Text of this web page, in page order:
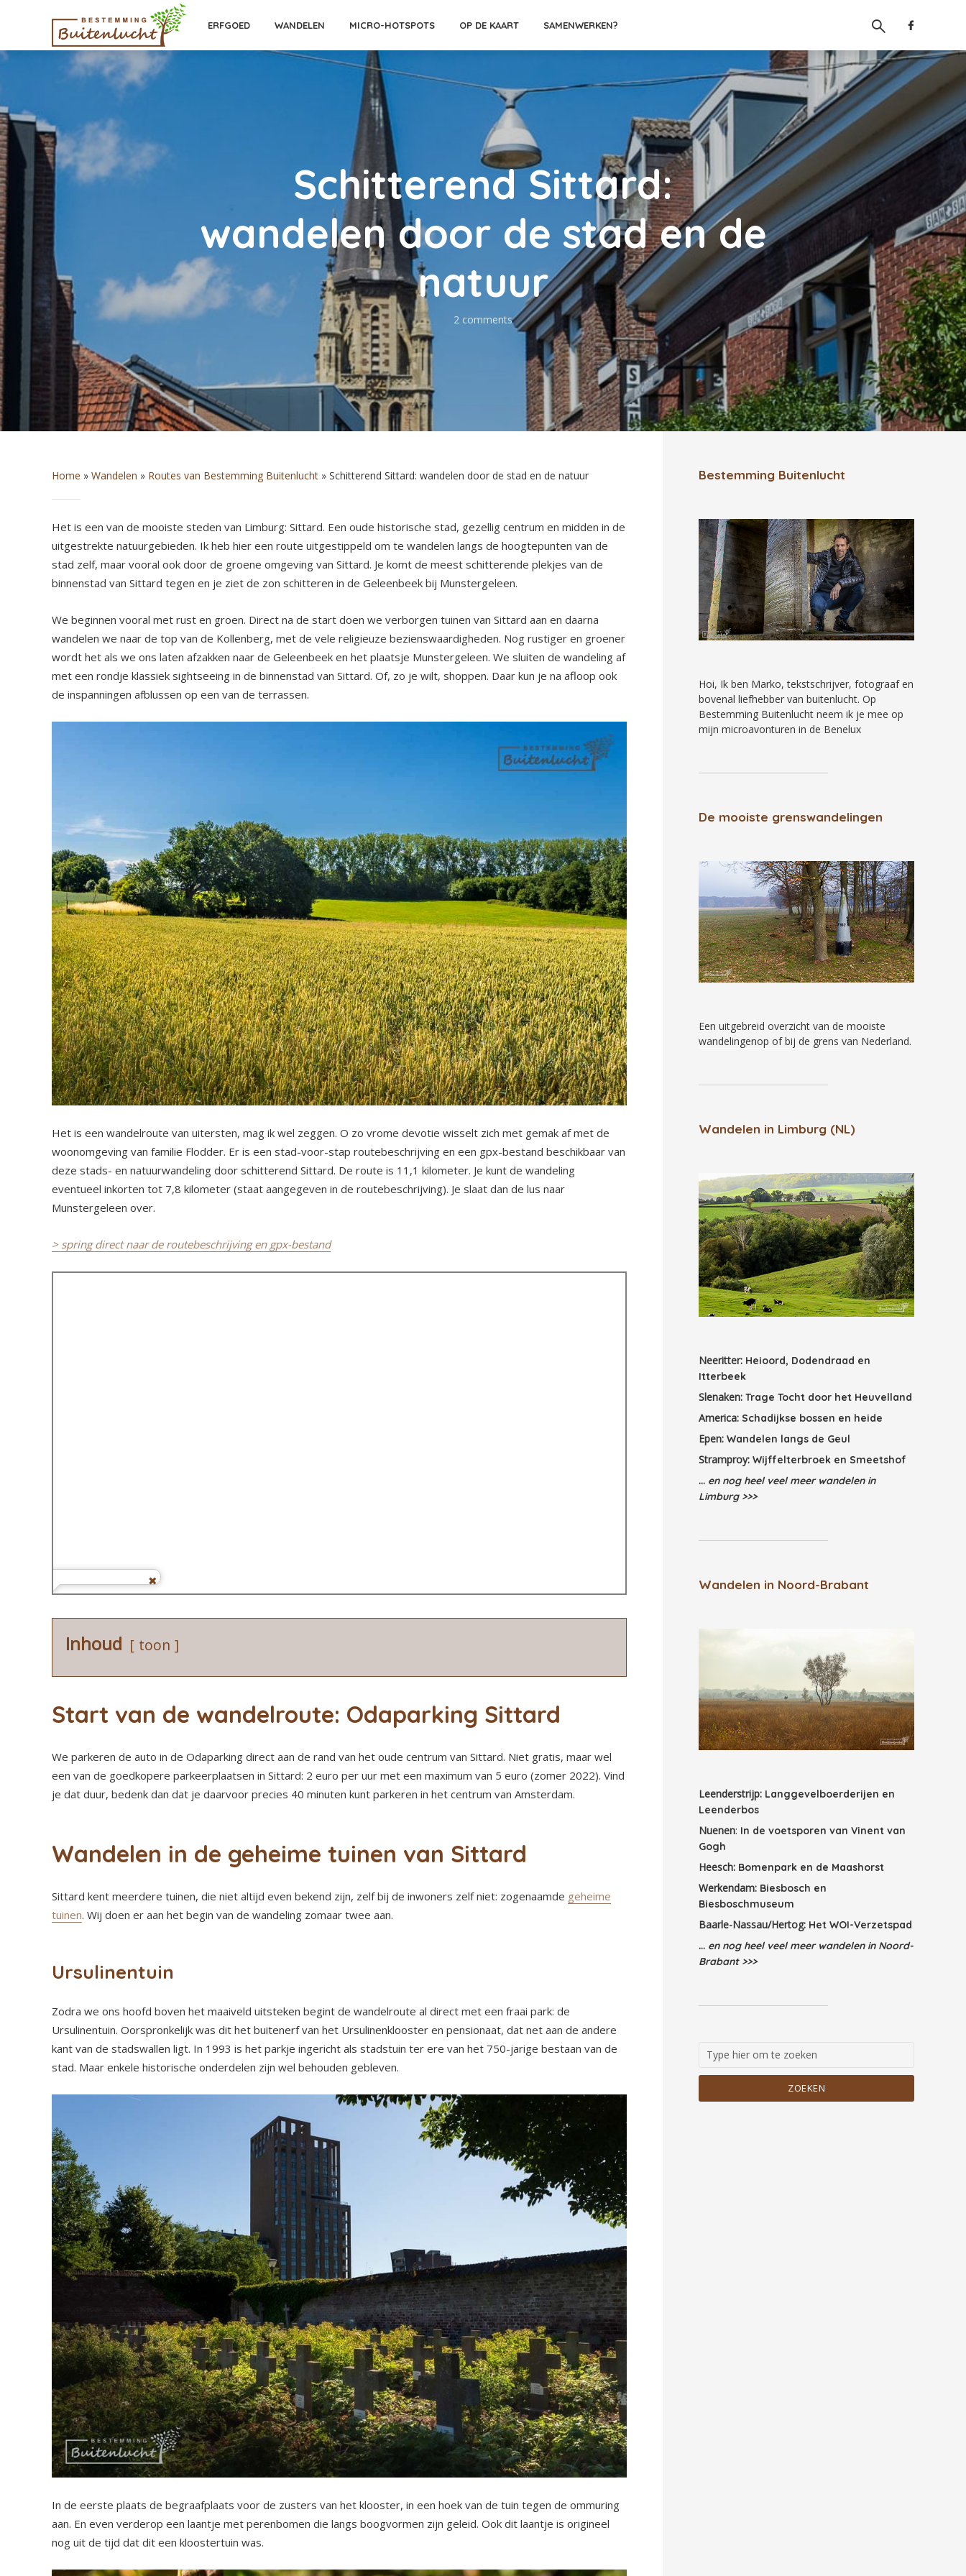
ERFGOED WANDELEN MICRO-HOTSPOTS OP DE KAART SAMENWERKEN?
Schitterend Sittard:
wandelen door de stad en de
natuur
2 comments
Home » Wandelen » Routes van Bestemming Buitenlucht » Schitterend Sittard: wandelen door de stad en de natuur
Het is een van de mooiste steden van Limburg: Sittard. Een oude historische stad, gezellig centrum en midden in de
uitgestrekte natuurgebieden. Ik heb hier een route uitgestippeld om te wandelen langs de hoogtepunten van de
stad zelf, maar vooral ook door de groene omgeving van Sittard. Je komt de meest schitterende plekjes van de
binnenstad van Sittard tegen en je ziet de zon schitteren in de Geleenbeek bij Munstergeleen.
We beginnen vooral met rust en groen. Direct na de start doen we verborgen tuinen van Sittard aan en daarna
wandelen we naar de top van de Kollenberg, met de vele religieuze bezienswaardigheden. Nog rustiger en groener
wordt het als we ons laten afzakken naar de Geleenbeek en het plaatsje Munstergeleen. We sluiten de wandeling af
met een rondje klassiek sightseeing in de binnenstad van Sittard. Of, zo je wilt, shoppen. Daar kun je na afloop ook
de inspanningen afblussen op een van de terrassen.
Het is een wandelroute van uitersten, mag ik wel zeggen. O zo vrome devotie wisselt zich met gemak af met de
woonomgeving van familie Flodder. Er is een stad-voor-stap routebeschrijving en een gpx-bestand beschikbaar van
deze stads- en natuurwandeling door schitterend Sittard. De route is 11,1 kilometer. Je kunt de wandeling
eventueel inkorten tot 7,8 kilometer (staat aangegeven in de routebeschrijving). Je slaat dan de lus naar
Munstergeleen over.
> spring direct naar de routebeschrijving en gpx-bestand
Inhoud toon
Start van de wandelroute: Odaparking Sittard
We parkeren de auto in de Odaparking direct aan de rand van het oude centrum van Sittard. Niet gratis, maar wel
een van de goedkopere parkeerplaatsen in Sittard: 2 euro per uur met een maximum van 5 euro (zomer 2022). Vind
je dat duur, bedenk dan dat je daarvoor precies 40 minuten kunt parkeren in het centrum van Amsterdam.
Wandelen in de geheime tuinen van Sittard
Sittard kent meerdere tuinen, die niet altijd even bekend zijn, zelf bij de inwoners zelf niet: zogenaamde geheime
tuinen. Wij doen er aan het begin van de wandeling zomaar twee aan.
Ursulinentuin
Zodra we ons hoofd boven het maaiveld uitsteken begint de wandelroute al direct met een fraai park: de
Ursulinentuin. Oorspronkelijk was dit het buitenerf van het Ursulinenklooster en pensionaat, dat net aan de andere
kant van de stadswallen ligt. In 1993 is het parkje ingericht als stadstuin ter ere van het 750-jarige bestaan van de
stad. Maar enkele historische onderdelen zijn wel behouden gebleven.
In de eerste plaats de begraafplaats voor de zusters van het klooster, in een hoek van de tuin tegen de ommuring
aan. En even verderop een laantje met perenbomen die langs boogvormen zijn geleid. Ook dit laantje is origineel
nog uit de tijd dat dit een kloostertuin was.
Bestemming Buitenlucht
Hoi, Ik ben Marko, tekstschrijver, fotograaf en
bovenal liefhebber van buitenlucht. Op
Bestemming Buitenlucht neem ik je mee op
mijn microavonturen in de Benelux
De mooiste grenswandelingen
Een uitgebreid overzicht van de mooiste
wandelingenop of bij de grens van Nederland.
Wandelen in Limburg (NL)
Neeritter: Heioord, Dodendraad en
Itterbeek
Slenaken: Trage Tocht door het Heuvelland
America: Schadijkse bossen en heide
Epen: Wandelen langs de Geul
Stramproy: Wijffelterbroek en Smeetshof
... en nog heel veel meer wandelen in
Limburg >>>
Wandelen in Noord-Brabant
Leenderstrijp: Langgevelboerderijen en
Leenderbos
Nuenen: In de voetsporen van Vinent van
Gogh
Heesch: Bomenpark en de Maashorst
Werkendam: Biesbosch en
Biesboschmuseum
Baarle-Nassau/Hertog: Het WOI-Verzetspad
... en nog heel veel meer wandelen in Noord-
Brabant >>>
ZOEKEN